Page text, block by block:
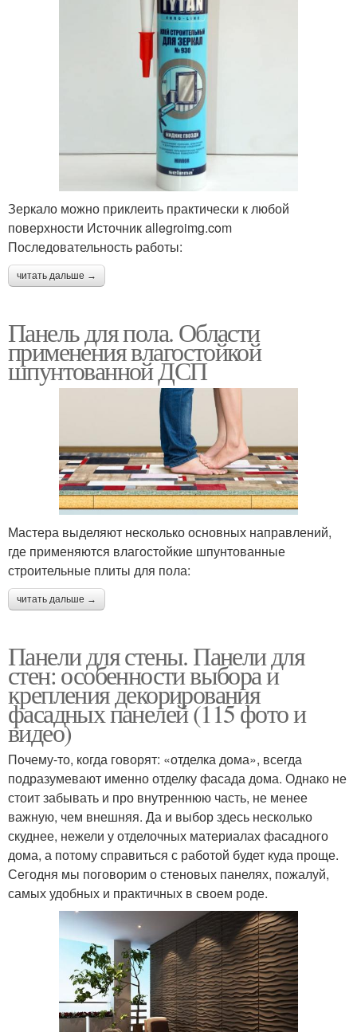
Зеркало можно приклеить практически к любой
поверхности Источник allegroimg.com
Последовательность работы:
читать дальше →
Панель для пола. Области
применения влагостойкой
шпунтованной ДСП
Мастера выделяют несколько основных направлений,
где применяются влагостойкие шпунтованные
строительные плиты для пола:
читать дальше →
Панели для стены. Панели для
стен: особенности выбора и
крепления декорирования
фасадных панелей (115 фото и
видео)
Почему-то, когда говорят: «отделка дома», всегда
подразумевают именно отделку фасада дома. Однако не
стоит забывать и про внутреннюю часть, не менее
важную, чем внешняя. Да и выбор здесь несколько
скуднее, нежели у отделочных материалах фасадного
дома, а потому справиться с работой будет куда проще.
Сегодня мы поговорим о стеновых панелях, пожалуй,
самых удобных и практичных в своем роде.